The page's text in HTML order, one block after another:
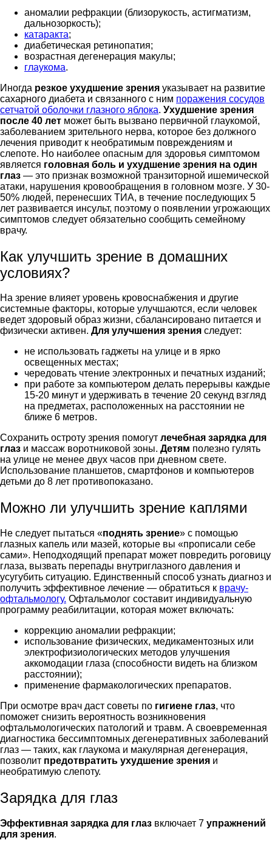
аномалии рефракции (близорукость, астигматизм,
дальнозоркость);
катаракта;
диабетическая ретинопатия;
возрастная дегенерация макулы;
глаукома.
Иногда резкое ухудшение зрения указывает на развитие
сахарного диабета и связанного с ним поражения сосудов
сетчатой оболочки глазного яблока. Ухудшение зрения
после 40 лет может быть вызвано первичной глаукомой,
заболеванием зрительного нерва, которое без должного
лечения приводит к необратимым повреждениям и
слепоте. Но наиболее опасным для здоровья симптомом
является головная боль и ухудшение зрения на один
глаз — это признак возможной транзиторной ишемической
атаки, нарушения кровообращения в головном мозге. У 30-
50% людей, перенесших ТИА, в течение последующих 5
лет развивается инсульт, поэтому о появлении угрожающих
симптомов следует обязательно сообщить семейному
врачу.
Как улучшить зрение в домашних
условиях?
На зрение влияет уровень кровоснабжения и другие
системные факторы, которые улучшаются, если человек
ведет здоровый образ жизни, сбалансировано питается и
физически активен. Для улучшения зрения следует:
не использовать гаджеты на улице и в ярко
освещенных местах;
чередовать чтение электронных и печатных изданий;
при работе за компьютером делать перерывы каждые
15-20 минут и удерживать в течение 20 секунд взгляд
на предметах, расположенных на расстоянии не
ближе 6 метров.
Сохранить остроту зрения помогут лечебная зарядка для
глаз и массаж воротниковой зоны. Детям полезно гулять
на улице не менее двух часов при дневном свете.
Использование планшетов, смартфонов и компьютеров
детьми до 8 лет противопоказано.
Можно ли улучшить зрение каплями
Не следует пытаться «поднять зрение» с помощью
глазных капель или мазей, которые вы «прописали себе
сами». Неподходящий препарат может повредить роговицу
глаза, вызвать перепады внутриглазного давления и
усугубить ситуацию. Единственный способ узнать диагноз и
получить эффективное лечение — обратиться к врачу-
офтальмологу. Офтальмолог составит индивидуальную
программу реабилитации, которая может включать:
коррекцию аномалии рефракции;
использование физических, медикаментозных или
электрофизиологических методов улучшения
аккомодации глаза (способности видеть на близком
расстоянии);
применение фармакологических препаратов.
При осмотре врач даст советы по гигиене глаз, что
поможет снизить вероятность возникновения
офтальмологических патологий и травм. А своевременная
диагностика бессимптомных дегенеративных заболеваний
глаз — таких, как глаукома и макулярная дегенерация,
позволит предотвратить ухудшение зрения и
необратимую слепоту.
Зарядка для глаз
Эффективная зарядка для глаз включает 7 упражнений
для зрения.